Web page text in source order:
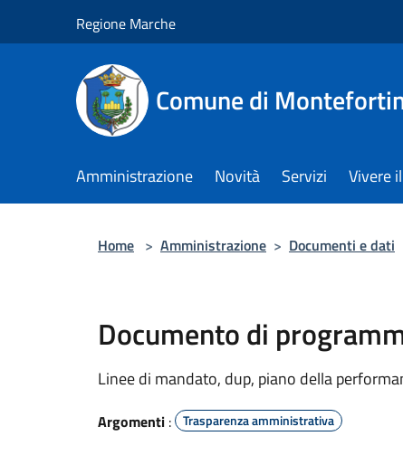
Regione Marche
Comune di
Amministrazione Novità Servizi Vivere
Home > Amministrazione > Documenti e dati
Documento di
Linee di mandato, dup, piano della
Argomenti : Trasparenza amministrativa